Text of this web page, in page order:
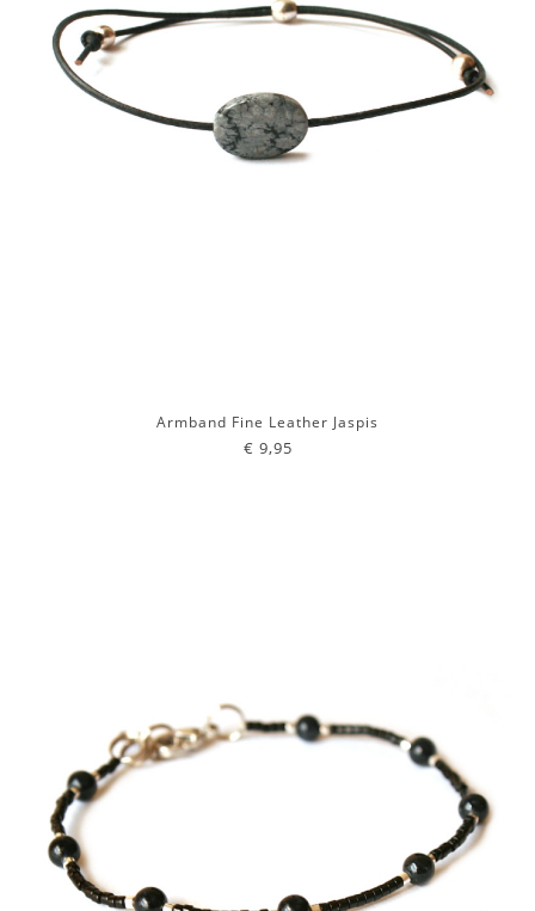
Armband Fine Leather Jaspis
€ 9,95